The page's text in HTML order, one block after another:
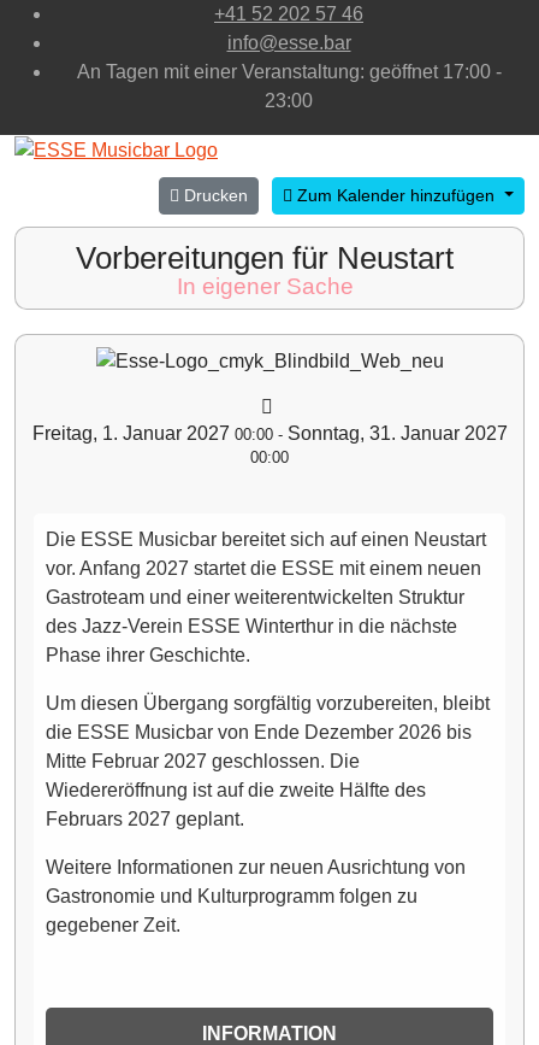
+41 52 202 57 46
info@esse.bar
An Tagen mit einer Veranstaltung: geöffnet 17:00 -
23:00
Drucken Zum Kalender hinzufügen
Vorbereitungen für Neustart
In eigener Sache
Freitag, 1. Januar 2027 00:00- Sonntag, 31. Januar 2027
00:00
Die ESSE Musicbar bereitet sich auf einen Neustart
vor. Anfang 2027 startet die ESSE mit einem neuen
Gastroteam und einer weiterentwickelten Struktur
des Jazz-Verein ESSE Winterthur in die nächste
Phase ihrer Geschichte.
Um diesen Übergang sorgfältig vorzubereiten, bleibt
die ESSE Musicbar von Ende Dezember 2026 bis
Mitte Februar 2027 geschlossen. Die
Wiedereröffnung ist auf die zweite Hälfte des
Februars 2027 geplant.
Weitere Informationen zur neuen Ausrichtung von
Gastronomie und Kulturprogramm folgen zu
gegebener Zeit.
INFORMATION